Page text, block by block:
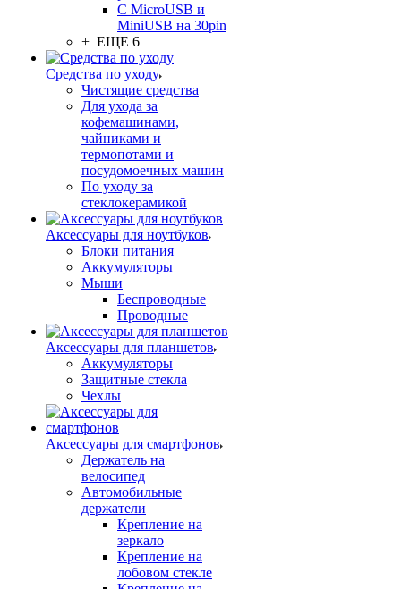
С MicroUSB и
MiniUSB на 30pin
+ ЕЩЕ 6
Средства по уходу
Чистящие средства
Для ухода за
кофемашинами,
чайниками и
термопотами и
посудомоечных машин
По уходу за
стеклокерамикой
Аксессуары для ноутбуков
Блоки питания
Аккумуляторы
Мыши
Беспроводные
Проводные
Аксессуары для планшетов
Аккумуляторы
Защитные стекла
Чехлы
Аксессуары для смартфонов
Держатель на
велосипед
Автомобильные
держатели
Крепление на
зеркало
Крепление на
лобовом стекле